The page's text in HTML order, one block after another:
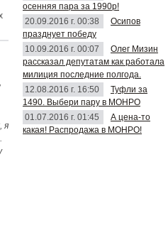
я
осенняя пара за 1990р!
20.09.2016 г. 00:38
Осипов
празднует победу
10.09.2016 г. 00:07
Олег Мизин
рассказал депутатам как работала
милиция последние полгода.
12.08.2016 г. 16:50
Туфли за
1490. Выбери пару в МОНРО
01.07.2016 г. 01:45
А цена-то
какая! Распродажа в МОНРО!